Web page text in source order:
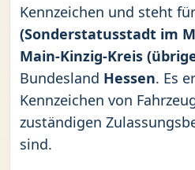
Kennzeichen und steht für
(Sonderstatusstadt im
Main-Kinzig-Kreis
Bundesland Hessen. Es
Kennzeichen von
zuständigen
sind.